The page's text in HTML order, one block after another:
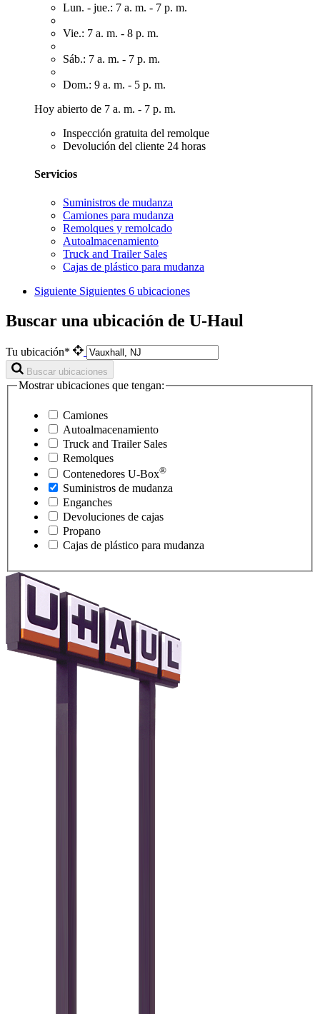
Lun. - jue.: 7 a. m. - 7 p. m.
Vie.: 7 a. m. - 8 p. m.
Sáb.: 7 a. m. - 7 p. m.
Dom.: 9 a. m. - 5 p. m.
Hoy abierto de 7 a. m. - 7 p. m.
Inspección gratuita del remolque
Devolución del cliente 24 horas
Servicios
Suministros de mudanza
Camiones para mudanza
Remolques y remolcado
Autoalmacenamiento
Truck and Trailer Sales
Cajas de plástico para mudanza
Siguiente Siguientes 6 ubicaciones
Buscar una ubicación de U-Haul
Tu ubicación*
Buscar ubicaciones
Mostrar ubicaciones que tengan:
Camiones
Autoalmacenamiento
Truck and Trailer Sales
Remolques
Contenedores U-Box®
Suministros de mudanza
Enganches
Devoluciones de cajas
Propano
Cajas de plástico para mudanza